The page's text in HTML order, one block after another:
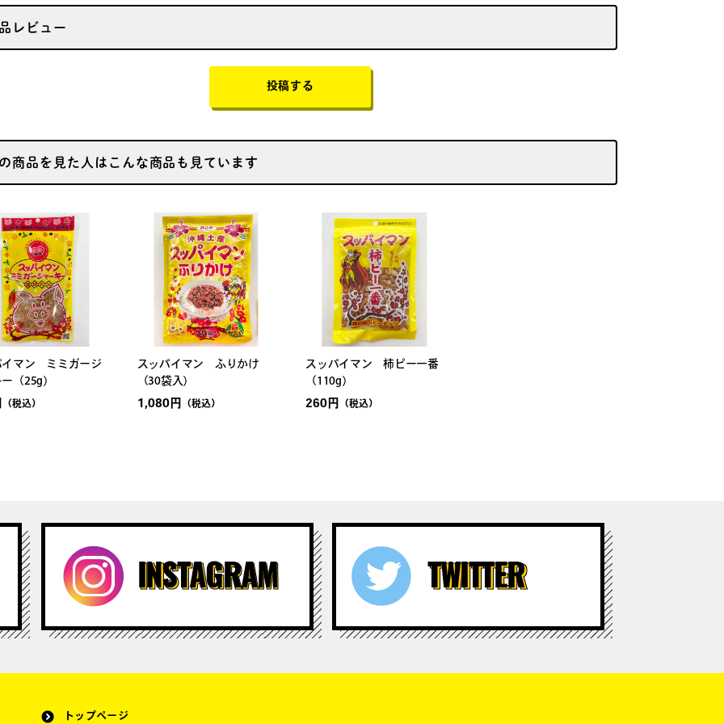
レビュー
投稿する
商品を見た人はこんな商品も見ています
イマン ミミガージ
（25g）
（税込）
スッパイマン ふりかけ
（30袋入）
1,080円
（税込）
スッパイマン 柿ピー一番
（110g）
260円
（税込）
トップページ